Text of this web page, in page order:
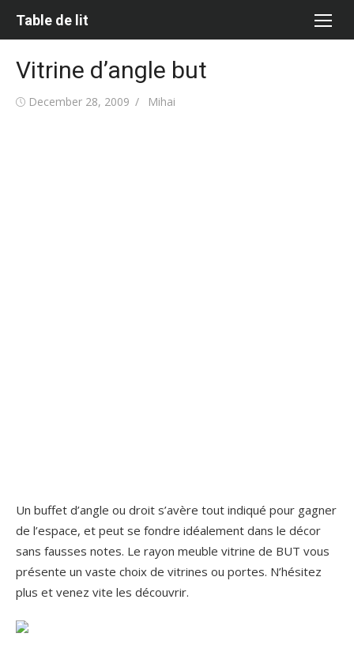
Table de lit
Vitrine d’angle but
Posted
December 28, 2009 Author
Mihai
Un buffet d’angle ou droit s’avère tout indiqué pour gagner
de l’espace, et peut se fondre idéalement dans le décor
sans fausses notes. Le rayon meuble vitrine de BUT vous
présente un vaste choix de vitrines ou portes. N’hésitez
plus et venez vite les découvrir.